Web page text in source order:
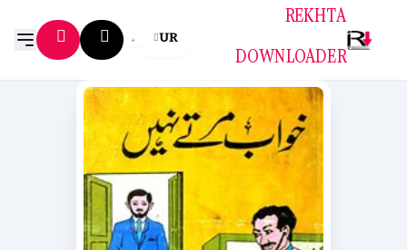
REKHTA
DOWNLOADER
UR